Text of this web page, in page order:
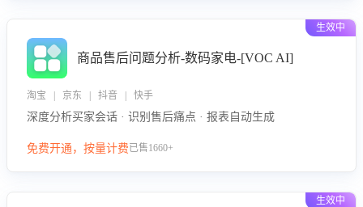
生效中
商品售后问题分析-数码家电-[VOC AI]
淘宝 | 京东 | 抖音 | 快手
深度分析买家会话 · 识别售后痛点 · 报表自动生成
免费开通，按量计费已售1660+
生效中